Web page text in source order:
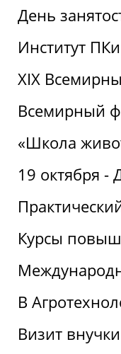
День
Институт
XIX
Всемирный
«Школа
19 октября -
Курсы
В
Визит